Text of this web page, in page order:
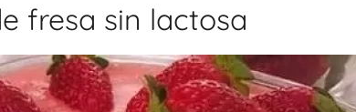
fresa sin lactosa